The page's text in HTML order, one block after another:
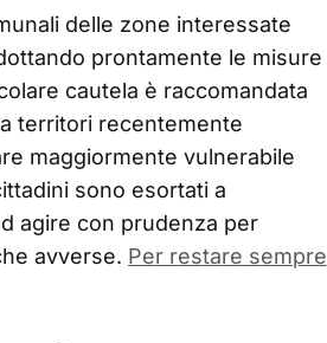
delle zone interessate
prontamente le misure
cautela è raccomandata
territori recentemente
maggiormente vulnerabile
sono esortati a
agire con prudenza per
avverse. Per restare sempre